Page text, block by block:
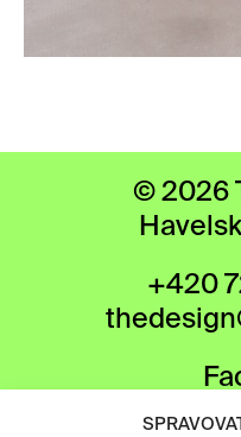
© 2026
+420